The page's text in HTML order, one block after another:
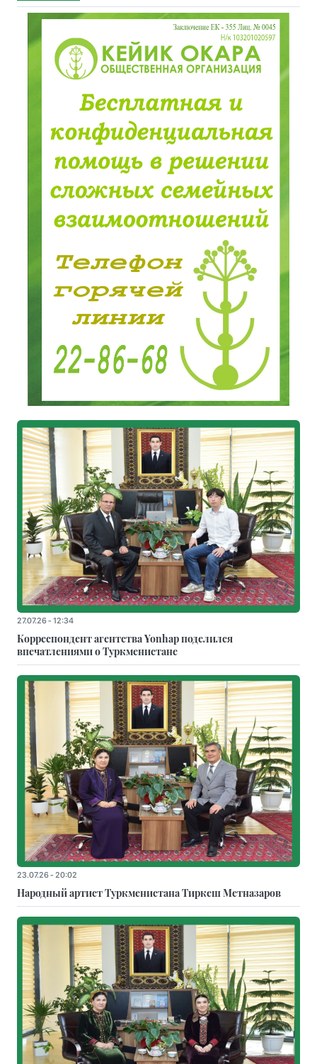
27.07.26 - 12:34
Корреспондент агентства Yonhap поделился
впечатлениями о Туркменистане
23.07.26 - 20:02
Народный артист Туркменистана Тиркеш Мeтназаров